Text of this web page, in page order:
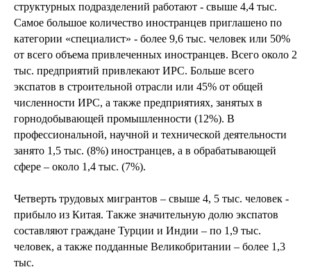
структурных подразделений работают - свыше 4,4 тыс.
Самое большое количество иностранцев приглашено по
категории «специалист» - более 9,6 тыс. человек или 50%
от всего объема привлеченных иностранцев. Всего около 2
тыс. предприятий привлекают ИРС. Больше всего
экспатов в строительной отрасли или 45% от общей
численности ИРС, а также предприятиях, занятых в
горнодобывающей промышленности (12%). В
профессиональной, научной и технической деятельности
занято 1,5 тыс. (8%) иностранцев, а в обрабатывающей
сфере – около 1,4 тыс. (7%).
Четверть трудовых мигрантов – свыше 4, 5 тыс. человек -
прибыло из Китая. Также значительную долю экспатов
составляют граждане Турции и Индии – по 1,9 тыс.
человек, а также подданные Великобритании – более 1,3
тыс.